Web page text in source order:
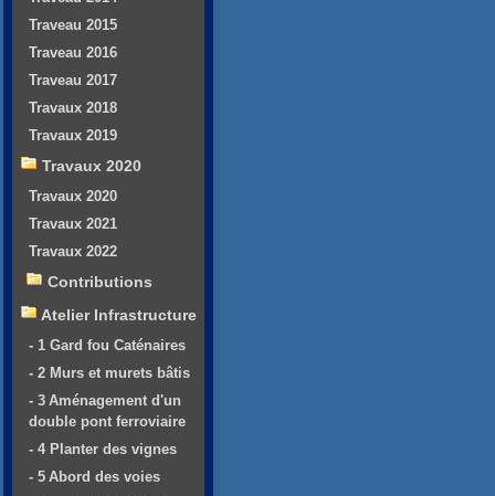
Traveau 2015
Traveau 2016
Traveau 2017
Travaux 2018
Travaux 2019
Travaux 2020
Travaux 2020
Travaux 2021
Travaux 2022
Contributions
Atelier Infrastructure
- 1 Gard fou Caténaires
- 2 Murs et murets bâtis
- 3 Aménagement d'un
double pont ferroviaire
- 4 Planter des vignes
- 5 Abord des voies